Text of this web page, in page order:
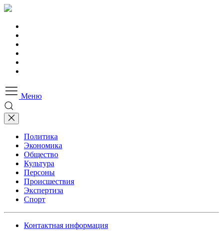
Меню
Политика
Экономика
Общество
Культура
Персоны
Происшествия
Экспертиза
Спорт
Контактная информация